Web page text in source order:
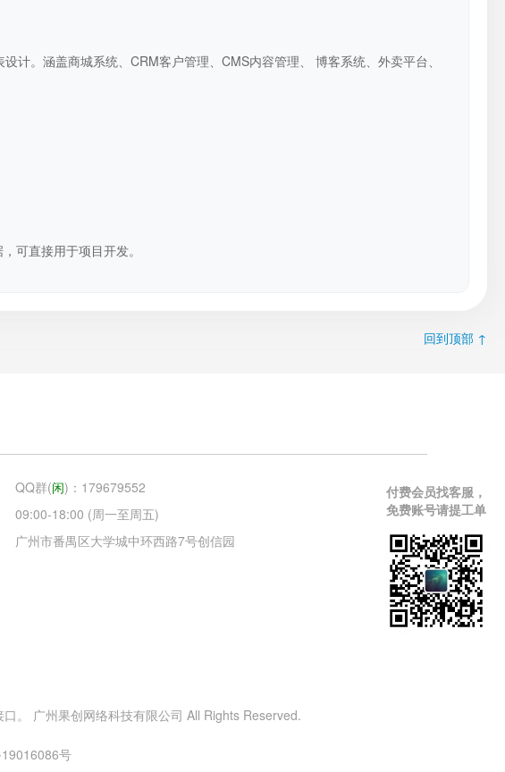
。涵盖商城系统、CRM客户管理、CMS内容管理、 博客系统、外卖平台、
可直接用于项目开发。
回到顶部 ↑
QQ群(闲)：179679552
09:00-18:00 (周一至周五)
广州市番禺区大学城中环西路7号创信园
付费会员找客服，
免费账号请提工单
。 广州果创网络科技有限公司 All Rights Reserved.
号